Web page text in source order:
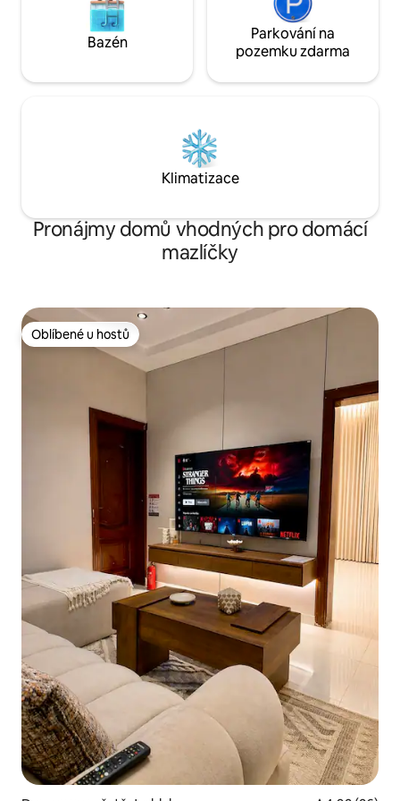
Bazén
Parkování na
pozemku zdarma
Klimatizace
Pronájmy domů vhodných pro domácí
mazlíčky
Oblíbené u hostů
Oblíbené u hostů